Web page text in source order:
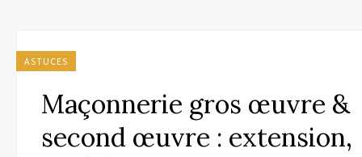
ASTUCES
Maçonnerie gros œuvre &
second œuvre : extension,